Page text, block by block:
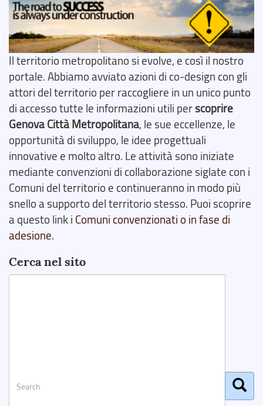
Il territorio metropolitano si evolve, e così il nostro
portale. Abbiamo avviato azioni di co-design con gli
attori del territorio per raccogliere in un unico punto
di accesso tutte le informazioni utili perscoprire
Genova Città Metropolitana, le sue eccellenze, le
opportunità di sviluppo, le idee progettuali
innovative e molto altro. Le attività sono iniziate
mediante convenzioni di collaborazione siglate con i
Comuni del territorio e continueranno in modo più
snello a supporto del territorio stesso. Puoi scoprire
a questo link i Comuni convenzionati o in fase di
adesione.
Cerca nel sito